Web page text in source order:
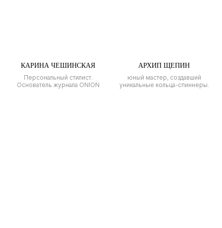
КАРИНА ЧЕШИНСКАЯ
Персональный стилист.
Основатель журнала ONION
АРХИП ЩЕПИН
юный мастер, создавший
уникальные кольца-спиннеры.